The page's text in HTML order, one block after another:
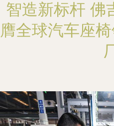
智造新标杆 佛
膺全球汽车座